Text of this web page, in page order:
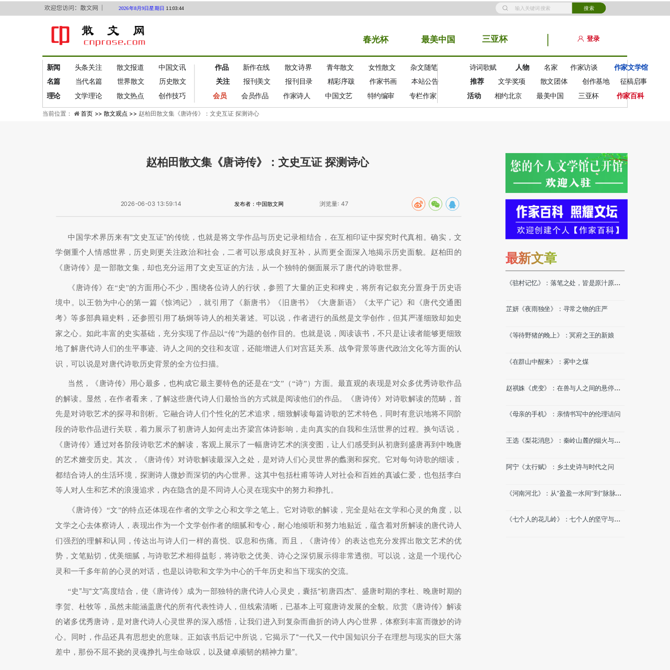
搜索
欢迎您访问：散文网 ｜
登录
春光杯 最美中国 三亚杯
新闻 头条关注 散文报道 中国文讯 作品 新作在线 散文诗界 青年散文 女性散文 杂文随笔 诗词歌赋 人物 名家 作家访谈 作家文学馆
名篇 当代名篇 世界散文 历史散文 关注 报刊美文 报刊目录 精彩序跋 作家书画 本站公告 推荐 文学奖项 散文团体 创作基地
征稿启事
理论
文学理论 散文热点 创作技巧 会员 会员作品 作家诗人 中国文艺 特约编审 专栏作家 活动 相约北京 最美中国 三亚杯 作家百科
2026年8月9日星期日 11:03:45
当前位置： 首页 >>散文观点 >> 赵柏田散文集《唐诗传》：文史互证 探测诗心
赵柏田散文集《唐诗传》：文史互证 探测诗心
2026-06-03 13:59:14 发布者：中国散文网 浏览量: 47
《驻村记忆》：落笔之处，皆是原汁原味
芷妍《夜雨独坐》：寻常之物的庄严
《等待野猪的晚上》：冥府之王的新娘
《在群山中醒来》：雾中之煤
赵祺姝《虎变》：在兽与人之间的悬停时
《母亲的手机》：亲情书写中的伦理诘问
王选《梨花消息》：秦岭山麓的烟火与守
阿宁《太行赋》：乡土史诗与时代之问
《河南河北》：从“盈盈一水间”到“脉脉不
《七个人的花儿岭》：七个人的坚守与一
最新文章
中国学术界历来有“文史互证”的传统，也就是将文学作品与历史记录相结合，在互相印证中探究时代真相。确实，文
学侧重个人情感世界，历史则更关注政治和社会，二者可以形成良好互补，从而更全面深入地揭示历史面貌。赵柏田的
《唐诗传》是一部散文集，却也充分运用了文史互证的方法，从一个独特的侧面展示了唐代的诗歌世界。
《唐诗传》在“史”的方面用心不少，围绕各位诗人的行状，参照了大量的正史和稗史，将所有记叙充分置身于历史语
境中。以王勃为中心的第一篇《惊鸿记》，就引用了《新唐书》《旧唐书》《大唐新语》《太平广记》和《唐代交通图
考》等多部典籍史料，还参照引用了杨炯等诗人的相关著述。可以说，作者进行的虽然是文学创作，但其严谨细致却如史
家之心。如此丰富的史实基础，充分实现了作品以“传”为题的创作目的。也就是说，阅读该书，不只是让读者能够更细致
地了解唐代诗人们的生平事迹、诗人之间的交往和友谊，还能增进人们对宫廷关系、战争背景等唐代政治文化等方面的认
识，可以说是对唐代诗歌历史背景的全方位扫描。
当然，《唐诗传》用心最多，也构成它最主要特色的还是在“文”（“诗”）方面。最直观的表现是对众多优秀诗歌作品
的解读。显然，在作者看来，了解这些唐代诗人们最恰当的方式就是阅读他们的作品。《唐诗传》对诗歌解读的范畴，首
先是对诗歌艺术的探寻和剖析。它融合诗人们个性化的艺术追求，细致解读每篇诗歌的艺术特色，同时有意识地将不同阶
段的诗歌作品进行关联，着力展示了初唐诗人如何走出齐梁宫体诗影响，走向真实的自我和生活世界的过程。换句话说，
《唐诗传》通过对各阶段诗歌艺术的解读，客观上展示了一幅唐诗艺术的演变图，让人们感受到从初唐到盛唐再到中晚唐
的艺术嬗变历史。其次，《唐诗传》对诗歌解读最深入之处，是对诗人们心灵世界的蠡测和探究。它对每句诗歌的细读，
都结合诗人的生活环境，探测诗人微妙而深切的内心世界。这其中包括杜甫等诗人对社会和百姓的真诚仁爱，也包括李白
等人对人生和艺术的浪漫追求，内在隐含的是不同诗人心灵在现实中的努力和挣扎。
《唐诗传》“文”的特点还体现在作者的文学之心和文学之笔上。它对诗歌的解读，完全是站在文学和心灵的角度，以
文学之心去体察诗人，表现出作为一个文学创作者的细腻和专心，耐心地倾听和努力地贴近，蕴含着对所解读的唐代诗人
们强烈的理解和认同，传达出与诗人们一样的喜悦、叹息和伤痛。而且，《唐诗传》的表达也充分发挥出散文艺术的优
势，文笔贴切，优美细腻，与诗歌艺术相得益彰，将诗歌之优美、诗心之深切展示得非常透彻。可以说，这是一个现代心
灵和一千多年前的心灵的对话，也是以诗歌和文学为中心的千年历史和当下现实的交流。
“史”与“文”高度结合，使《唐诗传》成为一部独特的唐代诗人心灵史，囊括“初唐四杰”、盛唐时期的李杜、晚唐时期的
李贺、杜牧等，虽然未能涵盖唐代的所有代表性诗人，但线索清晰，已基本上可窥唐诗发展的全貌。欣赏《唐诗传》解读
的诸多优秀唐诗，是对唐代诗人心灵世界的深入感悟，让我们进入到复杂而曲折的诗人内心世界，体察到丰富而微妙的诗
心。同时，作品还具有思想史的意味。正如该书后记中所说，它揭示了“一代又一代中国知识分子在理想与现实的巨大落
差中，那份不屈不挠的灵魂挣扎与生命咏叹，以及健卓顽韧的精神力量”。